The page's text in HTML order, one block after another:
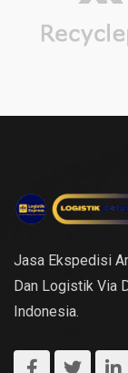
Jasa Ekspedisi
Dan Logistik Via
Indonesia.